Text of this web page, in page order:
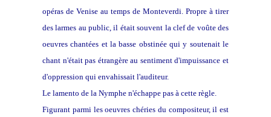
opéras de Venise au temps de Monteverdi. Propre à tirer
des larmes au public, il était souvent la clef de voûte des
oeuvres chantées et la basse obstinée qui y soutenait le
chant n'était pas étrangère au sentiment d'impuissance et
d'oppression qui envahissait l'auditeur.
Le lamento de la Nymphe n'échappe pas à cette règle.
Figurant parmi les oeuvres chéries du compositeur, il est